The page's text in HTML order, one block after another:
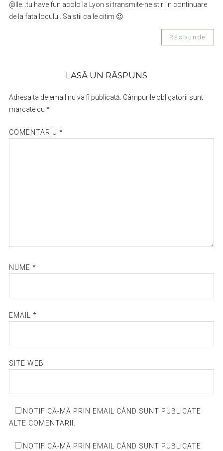
@Ile…tu have fun acolo la Lyon si transmite-ne stiri in continuare
de la fata locului. Sa stii ca le citim 😉
Răspunde
LASĂ UN RĂSPUNS
Adresa ta de email nu va fi publicată. Câmpurile obligatorii sunt
marcate cu *
COMENTARIU *
NUME *
EMAIL *
SITE WEB
NOTIFICĂ-MĂ PRIN EMAIL CÂND SUNT PUBLICATE
ALTE COMENTARII.
NOTIFICĂ-MĂ PRIN EMAIL CÂND SUNT PUBLICATE